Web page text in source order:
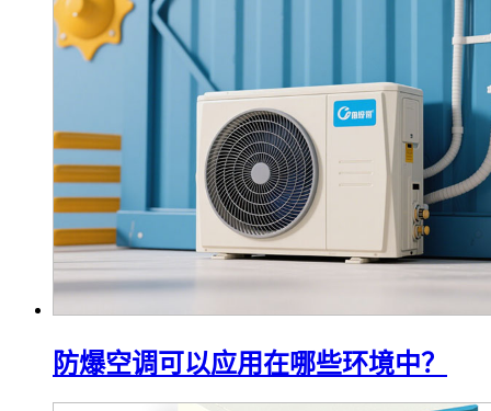
防爆空调可以应用在哪些环境中？